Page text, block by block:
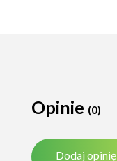
Opinie (0)
Dodaj opinię